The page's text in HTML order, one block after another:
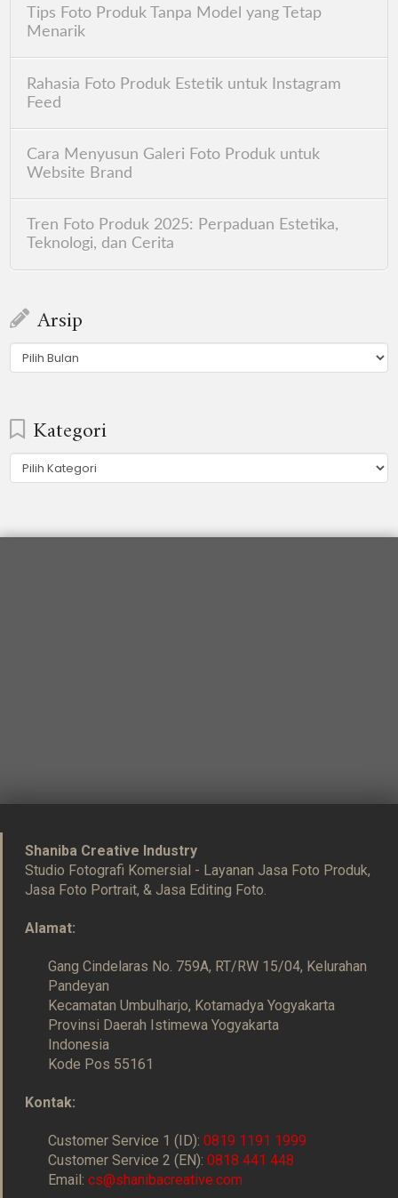
Tips Foto Produk Tanpa Model yang Tetap
Menarik
Rahasia Foto Produk Estetik untuk Instagram
Feed
Cara Menyusun Galeri Foto Produk untuk
Website Brand
Tren Foto Produk 2025: Perpaduan Estetika,
Teknologi, dan Cerita
Arsip
Arsip
Kategori
Kategori
Shaniba Creative Industry
Studio Fotografi Komersial - Layanan Jasa Foto Produk,
Jasa Foto Portrait, & Jasa Editing Foto.
Alamat:
Gang Cindelaras No. 759A, RT/RW 15/04, Kelurahan
Pandeyan
Kecamatan Umbulharjo, Kotamadya Yogyakarta
Provinsi Daerah Istimewa Yogyakarta
Indonesia
Kode Pos 55161
Kontak:
Customer Service 1 (ID):0819 1191 1999
Customer Service 2 (EN):0818 441 448
Email:cs@shanibacreative.com